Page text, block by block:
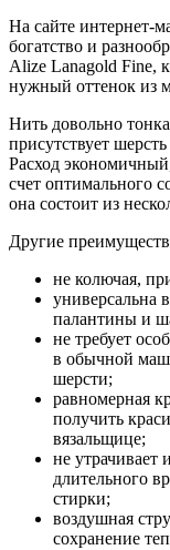
На сайте интернет-
богатство и
Alize Lanagold Fine,
нужный оттенок из
Нить довольно
присутствует
Расход
счет оптимального
она состоит из
Другие
не колючая,
универсальна
палантины и
не требует
в обычной
шерсти;
равномерная
получить
вязальщице;
не утрачивает
длительного
стирки;
воздушная
сохранение